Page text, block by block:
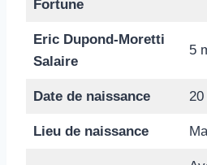
Fortune
Eric Dupond-Moretti
Salaire
5
Date de naissance
Lieu de naissance